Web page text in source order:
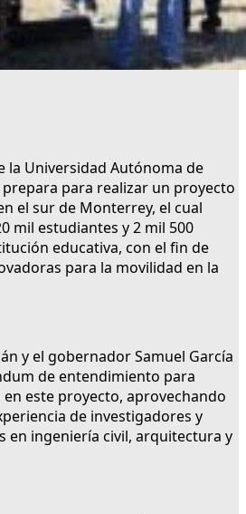
la Universidad Autónoma de
prepara para realizar un proyecto
el sur de Monterrey, el cual
mil estudiantes y 2 mil 500
educativa, con el fin de
para la movilidad en la
y el gobernador Samuel García
de entendimiento para
este proyecto, aprovechando
de investigadores y
en ingeniería civil, arquitectura y